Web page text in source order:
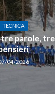
TECNICA
tre parole, tre
04/2026